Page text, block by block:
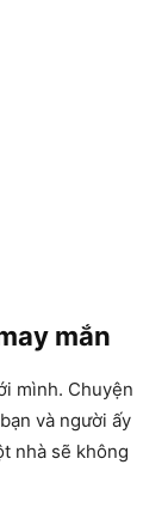
mắn
mình. Chuyện
và người ấy
nhà sẽ không